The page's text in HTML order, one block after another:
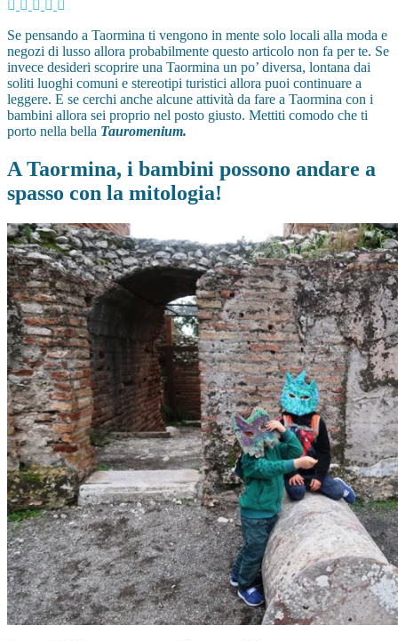
Se pensando a Taormina ti vengono in mente solo locali alla moda e
negozi di lusso allora probabilmente questo articolo non fa per te. Se
invece desideri scoprire una Taormina un po’ diversa, lontana dai
soliti luoghi comuni e stereotipi turistici allora puoi continuare a
leggere. E se cerchi anche alcune attività da fare a Taormina con i
bambini allora sei proprio nel posto giusto. Mettiti comodo che ti
porto nella bella Tauromenium.
A Taormina, i bambini possono andare a
spasso con la mitologia!